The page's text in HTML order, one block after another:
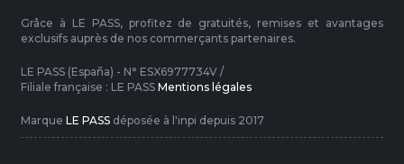
Grâce à LE PASS, profitez de gratuités, remises et avantages
exclusifs auprès de nos commerçants partenaires.
LE PASS (España) - N° ESX6977734V /
Filiale française : LE PASS Mentions légales
Marque LE PASSdéposée à l'inpi depuis 2017